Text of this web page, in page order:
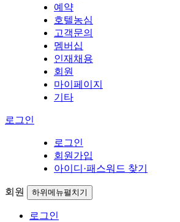
예약
호텔농심
고객문의
멤버십
인재채용
회원
마이페이지
기타
로그인
로그인
회원가입
아이디·패스워드 찾기
회원 하위메뉴펼치기
로그인